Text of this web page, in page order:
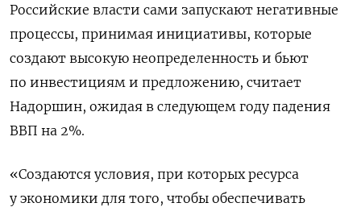
Российские власти сами запускают негативные
процессы, принимая инициативы, которые
создают высокую неопределенность и бьют
по инвестициям и предложению, считает
Надоршин, ожидая в следующем году падения
ВВП на 2%.
«Создаются условия, при которых ресурса
у экономики для того, чтобы обеспечивать